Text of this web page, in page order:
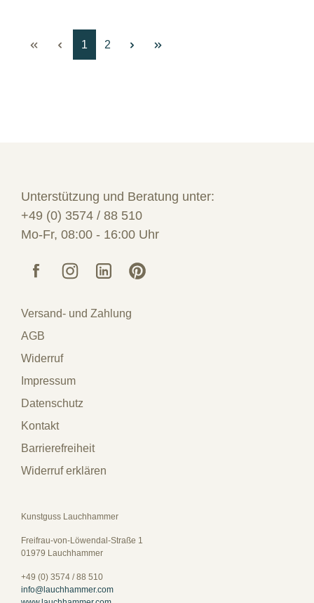
Seite
1 Seite
2
Unterstützung und Beratung unter:
+49 (0) 3574 / 88 510
Mo-Fr, 08:00 - 16:00 Uhr
Versand- und Zahlung
AGB
Widerruf
Impressum
Datenschutz
Kontakt
Barrierefreiheit
Widerruf erklären
Kunstguss Lauchhammer
Freifrau-von-Löwendal-Straße 1
01979 Lauchhammer
+49 (0) 3574 / 88 510
info@lauchhammer.com